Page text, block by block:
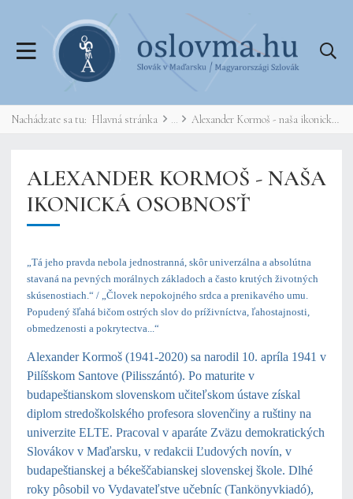
Nachádzate sa tu: Hlavná stránka Alexander Kormoš - naša ikonická osobnosť
ALEXANDER KORMOŠ - NAŠA
IKONICKÁ OSOBNOSŤ
„Tá jeho pravda nebola jednostranná, skôr univerzálna a absolútna
stavaná na pevných morálnych základoch a často krutých životných
skúsenostiach.“ / „Človek nepokojného srdca a prenikavého umu.
Popudený šľahá bičom ostrých slov do príživníctva, ľahostajnosti,
obmedzenosti a pokrytectva...“
Alexander Kormoš (1941-2020) sa narodil 10. apríla 1941 v
Pilíšskom Santove (Pilisszántó). Po maturite v
budapeštianskom slovenskom učiteľskom ústave získal
diplom stredoškolského profesora slovenčiny a ruštiny na
univerzite ELTE. Pracoval v aparáte Zväzu demokratických
Slovákov v Maďarsku, v redakcii Ľudových novín, v
budapeštianskej a békeščabianskej slovenskej škole. Dlhé
roky pôsobil vo Vydavateľstve učebníc (Tankönyvkiadó),